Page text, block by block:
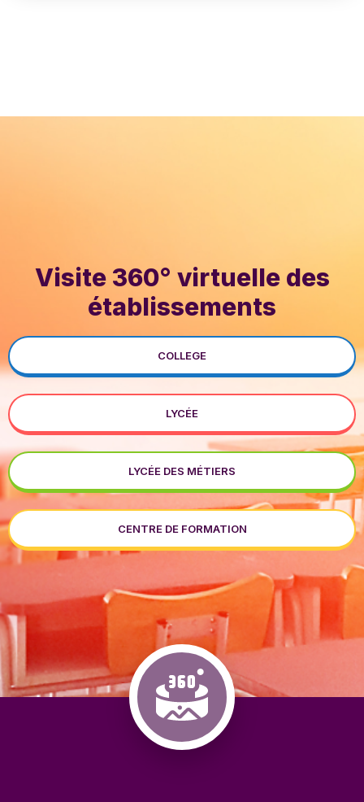
Visite 360° virtuelle des
établissements
COLLEGE
LYCÉE
LYCÉE DES MÉTIERS
CENTRE DE FORMATION